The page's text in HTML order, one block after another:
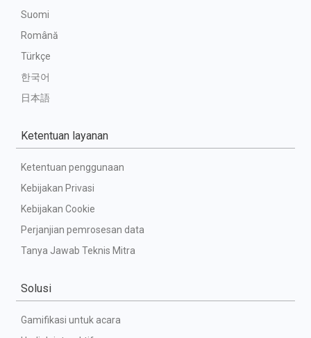
Suomi
Română
Türkçe
한국어
日本語
Ketentuan layanan
Ketentuan penggunaan
Kebijakan Privasi
Kebijakan Cookie
Perjanjian pemrosesan data
Tanya Jawab Teknis Mitra
Solusi
Gamifikasi untuk acara